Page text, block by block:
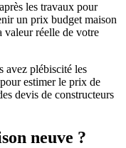
les travaux pour
un prix budget maison
valeur réelle de votre
avez plébiscité les
estimer le prix de
devis de constructeurs
neuve ?